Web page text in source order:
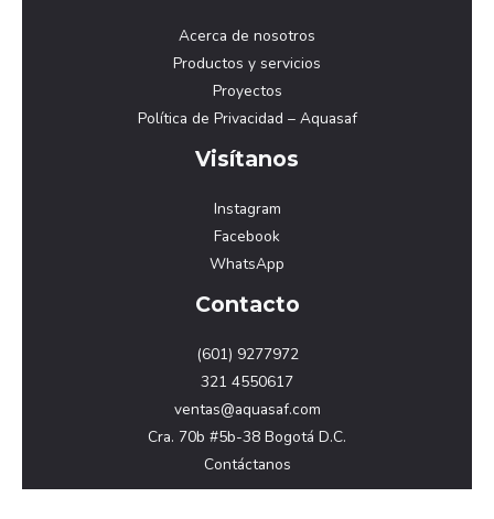
Acerca de nosotros
Productos y servicios
Proyectos
Política de Privacidad – Aquasaf
Visítanos
Instagram
Facebook
WhatsApp
Contacto
(601) 9277972
321 4550617
ventas@aquasaf.com
Cra. 70b #5b-38 Bogotá D.C.
Contáctanos